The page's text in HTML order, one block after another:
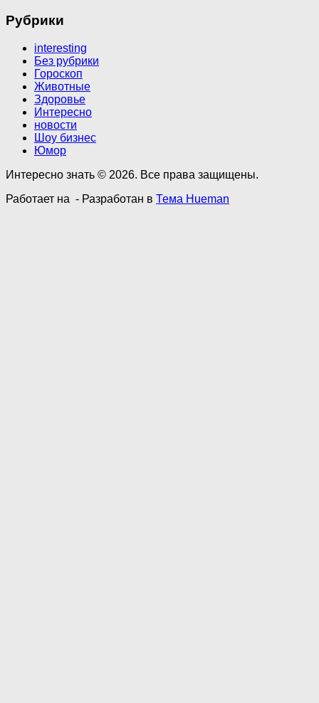
Рубрики
interesting
Без рубрики
Гороскоп
Животные
Здоровье
Интересно
новости
Шоу бизнес
Юмор
Интересно знать © 2026. Все права защищены.
Работает на - Разработан в Тема Hueman